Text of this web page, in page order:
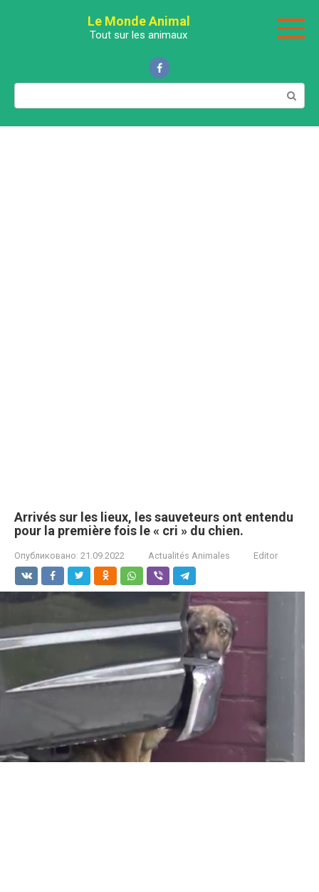
Le Monde Animal
Tout sur les animaux
Поиск:
Arrivés sur les lieux, les sauveteurs ont entendu
pour la première fois le « cri » du chien.
Опубликовано: 21.09.2022 Actualités Animales Editor